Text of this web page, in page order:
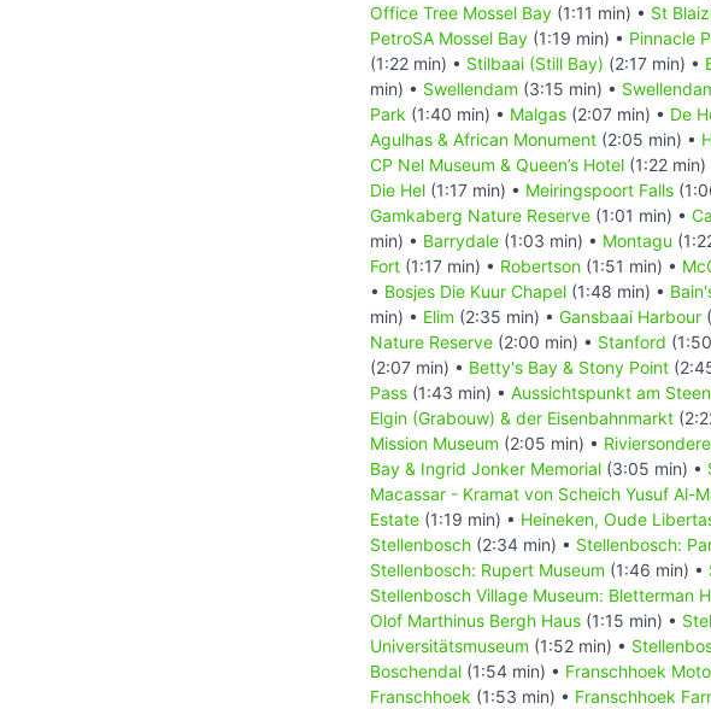
Office Tree Mossel Bay (1:11 min) • St
PetroSA Mossel Bay (1:19 min) • Pinnacle
(1:22 min) • Stilbaai (Still Bay) (2:17 min) •
min) • Swellendam (3:15 min) •
Park (1:40 min) • Malgas (2:07 min) • De
Agulhas & African Monument (2:05 min) •
CP Nel Museum & Queen’s Hotel (1:22 min)
Die Hel (1:17 min) • Meiringspoort Falls
Gamkaberg Nature Reserve (1:01 min) •
min) • Barrydale (1:03 min) • Montagu
Fort (1:17 min) • Robertson (1:51 min) •
• Bosjes Die Kuur Chapel (1:48 min) •
min) • Elim (2:35 min) • Gansbaai Harbour
Nature Reserve (2:00 min) • Stanford
(2:07 min) • Betty's Bay & Stony Point
Pass (1:43 min) • Aussichtspunkt am
Elgin (Grabouw) & der Eisenbahnmarkt
Mission Museum (2:05 min) •
Bay & Ingrid Jonker Memorial (3:05 min) •
Macassar - Kramat von Scheich Yusuf Al-
Estate (1:19 min) • Heineken, Oude
Stellenbosch (2:34 min) • Stellenbosch:
Stellenbosch: Rupert Museum (1:46 min) •
Stellenbosch Village Museum: Bletterman
Olof Marthinus Bergh Haus (1:15 min) •
Universitätsmuseum (1:52 min) •
Boschendal (1:54 min) • Franschhoek
Franschhoek (1:53 min) • Franschhoek